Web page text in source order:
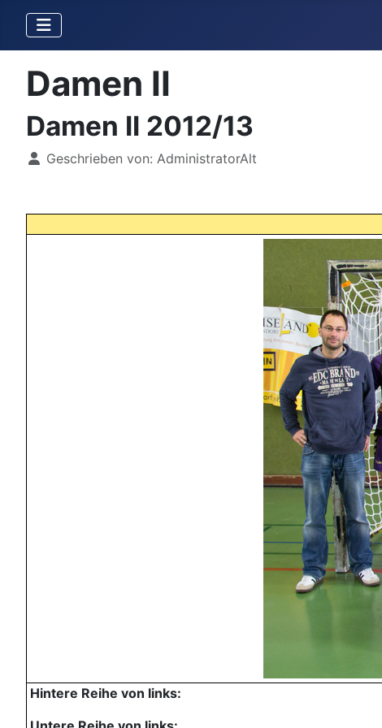
Damen II
Damen II 2012/13
DetailsGeschrieben von: AdministratorAlt
Hintere Reihe von links: